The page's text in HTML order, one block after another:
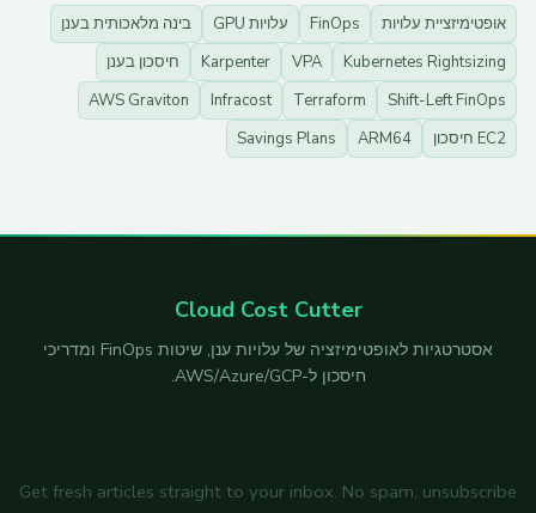
אופטימיזציית עלויות FinOps עלויות GPU
בינה מלאכותית בענן
Kubernetes Rightsizing
VPA
Karpenter
חיסכון בענן
Shift-Left FinOps
Terraform
Infracost
AWS Graviton
EC2 חיסכון
ARM64
Savings Plans
Cloud Cost Cutter
אסטרטגיות לאופטימיזציה של עלויות ענן, שיטות FinOps ומדריכי
חיסכון ל-AWS/Azure/GCP.
Get fresh articles straight to your inbox. No spam, unsubscribe